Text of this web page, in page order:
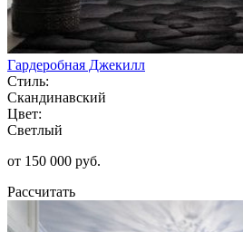
Гардеробная Джекилл
Стиль:
Скандинавский
Цвет:
Светлый
от 150 000 руб.
Рассчитать